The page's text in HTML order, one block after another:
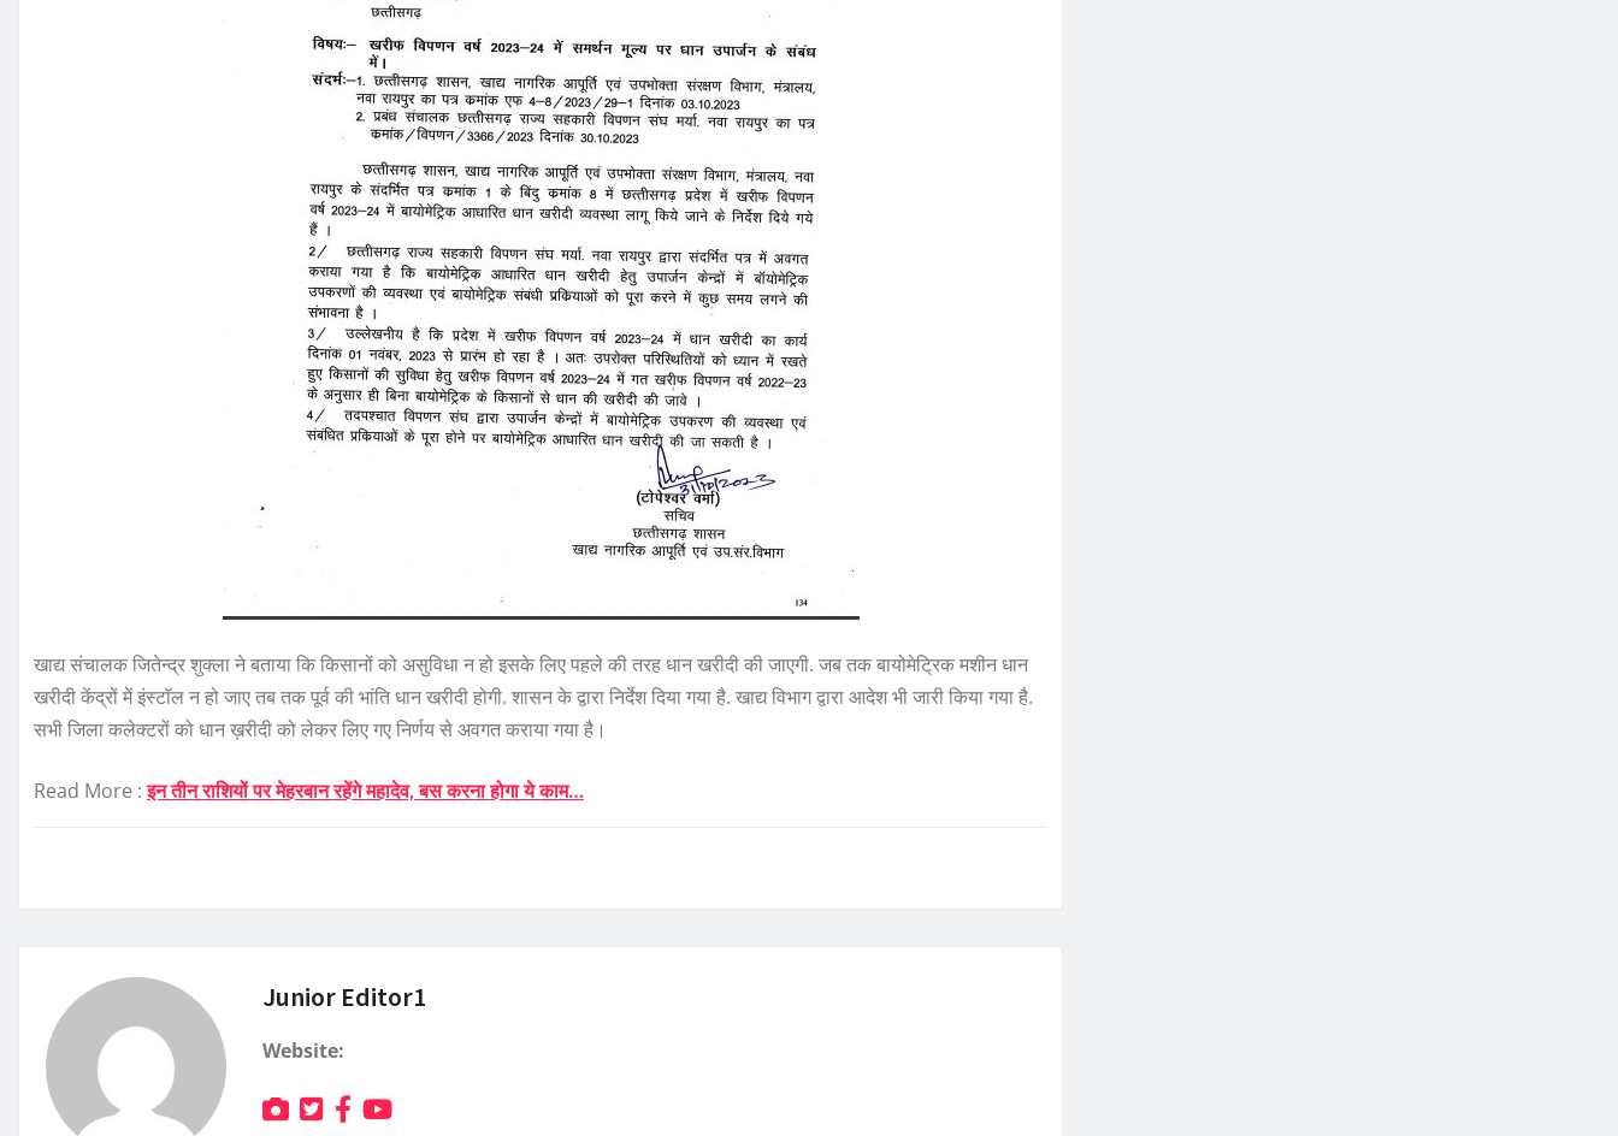
खाद्य संचालक जितेन्द्र शुक्ला ने बताया कि किसानों को असुविधा न हो इसके लिए पहले की तरह धान खरीदी की जाएगी. जब तक बायोमेट्रिक मशीन धान
खरीदी केंद्रों में इंस्टॉल न हो जाए तब तक पूर्व की भांति धान खरीदी होगी. शासन के द्वारा निर्देश दिया गया है. खाद्य विभाग द्वारा आदेश भी जारी किया गया है.
सभी जिला कलेक्टरों को धान ख़रीदी को लेकर लिए गए निर्णय से अवगत कराया गया है।
Read More :इन तीन राशियों पर मेहरबान रहेंगे महादेव, बस करना होगा ये काम…
Junior Editor1
Website: